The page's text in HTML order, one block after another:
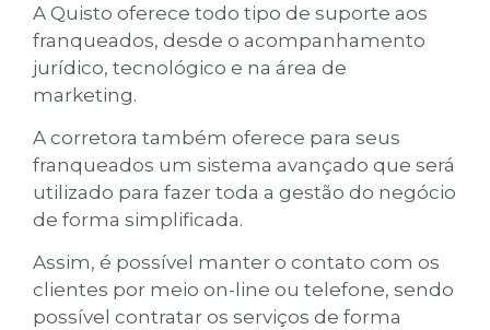
A Quisto oferece todo tipo de suporte aos
franqueados, desde o acompanhamento
jurídico, tecnológico e na área de
marketing.
A corretora também oferece para seus
franqueados um sistema avançado que será
utilizado para fazer toda a gestão do negócio
de forma simplificada.
Assim, é possível manter o contato com os
clientes por meio on-line ou telefone, sendo
possível contratar os serviços de forma